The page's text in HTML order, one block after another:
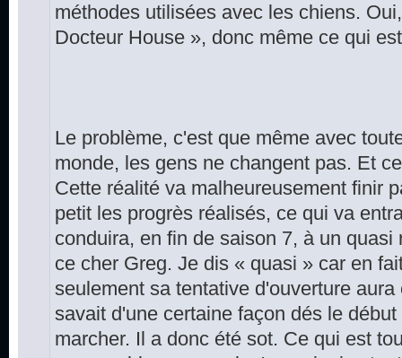
méthodes utilisées avec les chiens.
Docteur House », donc même ce qui
Le problème, c'est que même avec
monde, les gens ne changent pas. Et
Cette réalité va malheureusement finir
petit les progrès réalisés, ce qui va
conduira, en fin de saison 7, à un
ce cher Greg. Je dis « quasi » car en
seulement sa tentative d'ouverture
savait d'une certaine façon dés le
marcher. Il a donc été sot. Ce qui est